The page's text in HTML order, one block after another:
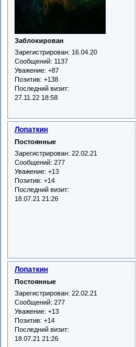
Заблокирован
Зарегистрирован: 16.04.20
Сообщений: 1137
Уважение: +87
Позитив: +138
Последний визит:
27.11.22 18:58
Лопаткин
Постоянные
Зарегистрирован: 22.02.21
Сообщений: 277
Уважение: +13
Позитив: +14
Последний визит:
18.07.21 21:26
Лопаткин
Постоянные
Зарегистрирован: 22.02.21
Сообщений: 277
Уважение: +13
Позитив: +14
Последний визит:
18.07.21 21:26